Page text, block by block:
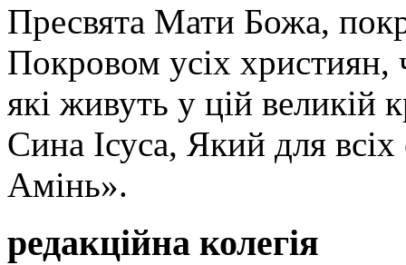
Пресвята Мати Божа,
Покровом усіх християн,
які живуть у цій великій
Сина Ісуса, Який для
Амінь».
редакційна колегія